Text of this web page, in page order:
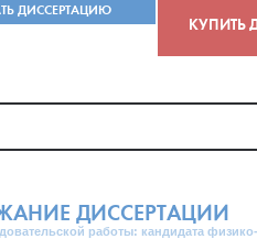
ДИССЕРТАЦИЮ
КУПИТЬ
ДИССЕРТАЦИИ
работы: кандидата